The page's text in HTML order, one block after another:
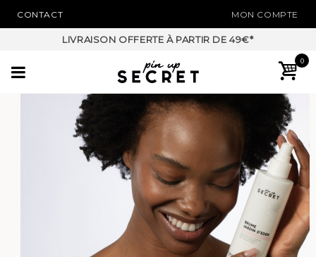
CONTACT MON COMPTE
NOUVEAU PAIEMENT EN 3X SANS FRAIS*
0